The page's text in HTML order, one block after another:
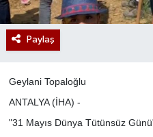
Paylaş
Geylani Topaloğlu
ANTALYA (İHA) -
"31 Mayıs Dünya Tütünsüz